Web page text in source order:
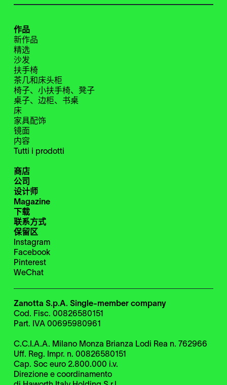
作品
新作品
精选
沙发
扶手椅
茶几和床头柜
椅子、小扶手椅、凳子
桌子、边柜、书桌
床
家具配饰
镜面
内容
Tutti i prodotti
商店
公司
设计师
Magazine
下载
联系方式
保留区
Instagram
Facebook
Pinterest
WeChat
Zanotta S.p.A. Single-member company
Cod. Fisc. 00826580151
Part. IVA 00695980961
C.C.I.A.A. Milano Monza Brianza Lodi Rea n. 762966
Uff. Reg. Impr. n. 00826580151
Cap. Soc euro 2.800.000 i.v.
Direzione e coordinamento